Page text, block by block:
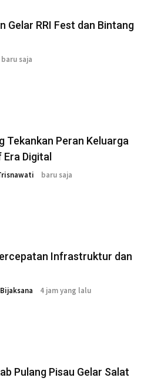
Gelar RRI Fest dan Bintang
baru saja
Tekankan Peran Keluarga
Digital
baru saja
Infrastruktur dan
4 jam yang lalu
Pulang Pisau Gelar Salat